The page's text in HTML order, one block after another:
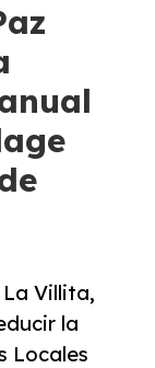
Villita,
la
Locales